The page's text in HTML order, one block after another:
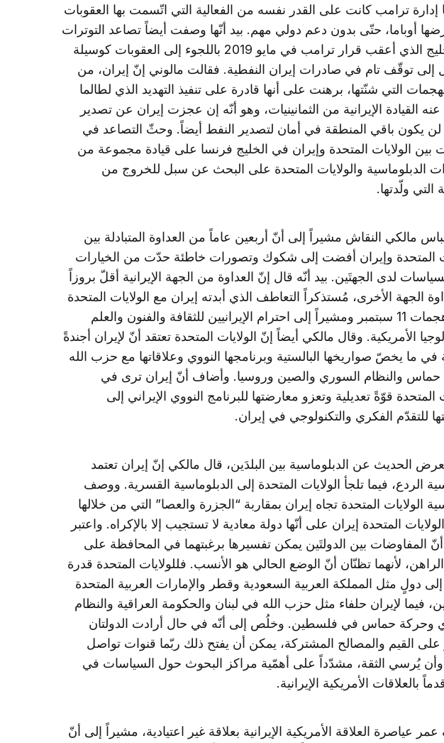
إدارة ترامب كانت على القدر نفسه من الفعالية التي اتّسمت بها العقوبات
أوباما، حتّى بدون دعم دولي مهم. بيد أنّها وصفت أيضاً تصاعد التوترات
في الخليج الذي أعقب قرار ترامب في مايو 2019 باللجوء إلى العقوبات كوسيلة
إلى توقّف تام في صادرات إيران النفطية. فقالت مالوني إنّ إيران، من
التي شنّتها، برهنت على أنها قادرة على تنفيذ التهديد الذي لطالما
القيادة الإيرانية من الثمانينيات، وهو أنّه إن عجزت إيران عن تصدير
لن يكون باقي المنطقة في أمان لتصدير النفط أيضاً. وحثّ التصاعد في
بين الولايات المتحدة وإيران في الخليج فرنسا على قيادة مجموعة من
الدبلوماسية والولايات المتحدة على البحث عن سبل للخروج من
التي ولّدتها.
مالكي النقاش مشيراً إلى أنّ أربعين عاماً من العداوة المتبادلة بين
المتحدة وإيران أفضت إلى شكوك وتصورات خاطئة حدّت من الخيارات
لدى الجهتَين. بيد أنّه قال إنّ العداوة من الجهة الإيرانية أقلّ بروزاً
الجهة الأخرى، مُستذكراً التعاطف الذي أبدته إيران مع الولايات المتحدة
عقب هجمات 11 سبتمبر ومشيراً إلى احترام الإيرانيين للثقافة والفنون والعلم
الأمريكية. وقال مالكي أيضاً إنّ الولايات المتحدة تعتقد أنّ لإيران أجندةً
في ما يخصّ صواريخها البالستية وبرنامجها النووي وعلاقاتها مع حزب الله
والنظام السوري والصين وروسيا. وأضاف أنّ إيران ترى في
المتحدة قوّةً تعديلية وتعزو معارضتها للبرنامج النووي الإيراني إلى
للتقدّم الفكري والتكنولوجي في إيران.
الحديث عن الدبلوماسية بين البلدَين، قال مالكي إنّ إيران تعتمد
الردع، فيما تلجأ الولايات المتحدة إلى الدبلوماسية القسرية. ووصف
الولايات المتحدة تجاه إيران بمقاربة “الجزرة والعصا” التي من خلالها
المتحدة إيران على أنّها دولة معادية لا تستجيب إلا بالإكراه. واعتبر
المفاوضات بين الدولتَين يمكن تفسيرها برغبتهما في المحافظة على
لأنهما تظنّان أنّ الوضع الحالي هو الأنسب. فللولايات المتحدة قدرة
دولٍ مثل المملكة العربية السعودية وقطر والإمارات العربية المتحدة
فيما لإيران حلفاء مثل حزب الله في لبنان والحكومة العراقية والنظام
وحركة حماس في فلسطين. وخلُص إلى أنّه في حال أرادت الدولتان
على القيم والمصالح المشتركة، يمكن أن يفتح ذلك ربّما قنوات تواصل
يُرسي الثقة، مشدّداً على أهمّية مراكز البحوث حول السياسات في
بالعلاقات الأمريكية الإيرانية.
عياصرة العلاقة الأمريكية الإيرانية بعلاقة غير اعتيادية، مشيراً إلى أنّ